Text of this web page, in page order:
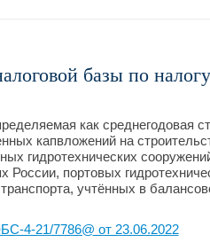
базы по
как среднегодовая
капвложений на
гидротехнических
России, портовых
учтённых в
4-21/7786@ от 23.06.2022